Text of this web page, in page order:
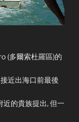
(多爾索杜羅區)的
近出海口前最後
的貴族提出, 但一